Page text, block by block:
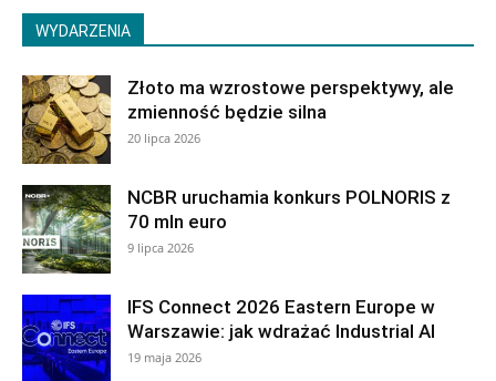
WYDARZENIA
Złoto ma wzrostowe perspektywy, ale
zmienność będzie silna
20 lipca 2026
NCBR uruchamia konkurs POLNORIS z
70 mln euro
9 lipca 2026
IFS Connect 2026 Eastern Europe w
Warszawie: jak wdrażać Industrial AI
19 maja 2026